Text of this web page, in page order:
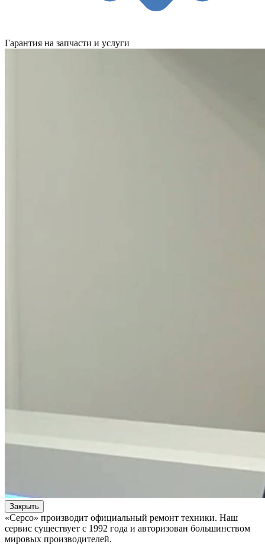
Гарантия на запчасти и услуги
Закрыть
«Серсо» производит официальный ремонт техники. Наш
сервис существует с 1992 года и авторизован большинством
мировых производителей.